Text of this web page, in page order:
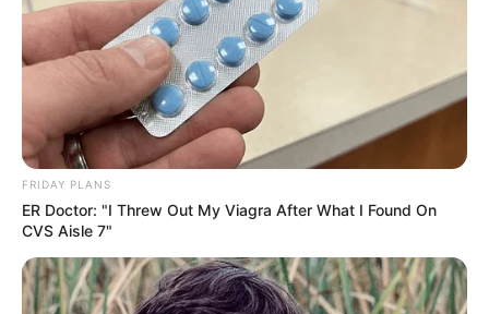
https://t.me/nikolaosanaximandros
ΣΤΗΡΙΞΤΕ ΤΗΝ ΠΡΟΣΠΑΘΕΙΑ ΜΑΣ.. ΜΗΝ
ΑΦΗΣΕΤΕ ΝΑ ΚΛΕΙΣΕΙ ΑΥΤΟ ΤΟ ΙΣΤΟΛΟΓΙΟ…
ΒΟΗΘΕΙΣΤΕ ΜΑΣ ΚΑΝΟΝΤΑΣ ΜΙΑ
ΔΩΡΕΑ..ΠΑΤΗΣΤΕ ΤΟ ΚΟΥΜΠΙ “DONATE”
προχωρήσει η διαδικασία με το DONATE, ΔΕΝ
διατηρήσει τα στοιχεία σας)…ΕΑΝ ΚΑΠΟΙΟΙ ΔΕΝ
ΘΕΛΕΤΕ ΝΑ ΔΩΣΕΤΕ ΣΤΟΙΧΕΙΑ ΤΗΣ ΚΑΡΤΑΣ
FRIDAY PLANS
ER Doctor: "I Threw Out My Viagra After What I Found On
CVS Aisle 7"